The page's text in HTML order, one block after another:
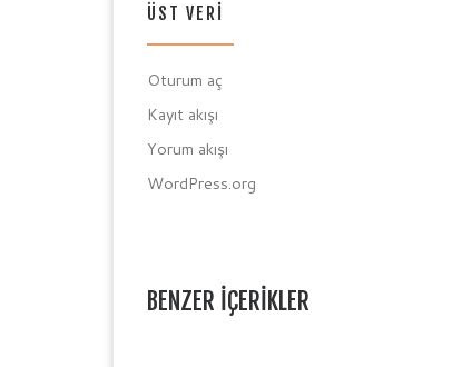
BENZER IÇERIKLER
ÜST VERI
Oturum aç
Kayıt akışı
Yorum akışı
WordPress.org